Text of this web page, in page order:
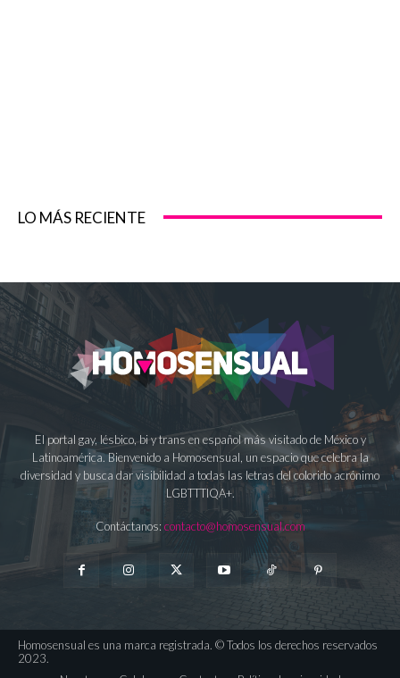
LO MÁS RECIENTE
El portal gay, lésbico, bi y trans en español más visitado de México y
Latinoamérica. Bienvenido a Homosensual, un espacio que celebra la
diversidad y busca dar visibilidad a todas las letras del colorido acrónimo
LGBTTTIQA+.
Contáctanos: contacto@homosensual.com
Homosensual es una marca registrada. © Todos los derechos reservados
2023.